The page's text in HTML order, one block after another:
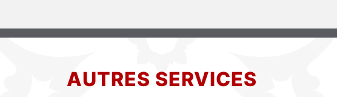
AUTRES SERVICES